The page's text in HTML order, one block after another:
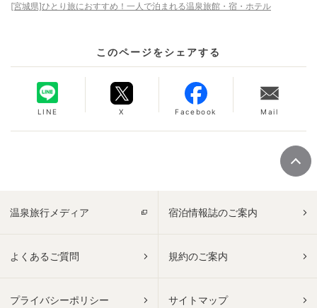
[宮城県]ひとり旅におすすめ！一人で泊まれる温泉旅館・宿・ホテル
このページをシェアする
LINE X Facebook Mail
温泉旅行メディア 宿泊情報誌のご案内
よくあるご質問 規約のご案内
プライバシーポリシー サイトマップ